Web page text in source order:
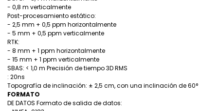
- 0,8 m verticalmente
Post-procesamiento estático:
- 2,5 mm + 0,5 ppm horizontalmente
- 5 mm + 0,5 ppm verticalmente
RTK:
- 8 mm + 1 ppm horizontalmente
- 15 mm + 1 ppm verticalmente
SBAS: < 1,0 m Precisión de tiempo 3D RMS
: 20ns
Topografía de inclinación: ± 2,5 cm, con una inclinación de 60°
FORMATO
DE DATOS Formato de salida de datos: